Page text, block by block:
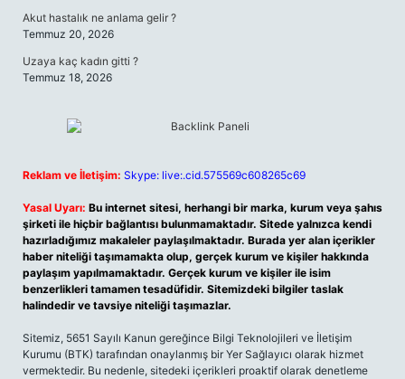
Akut hastalık ne anlama gelir ?
Temmuz 20, 2026
Uzaya kaç kadın gitti ?
Temmuz 18, 2026
Reklam ve İletişim: Skype: live:.cid.575569c608265c69
Yasal Uyarı: Bu internet sitesi, herhangi bir marka, kurum veya şahıs
şirketi ile hiçbir bağlantısı bulunmamaktadır. Sitede yalnızca kendi
hazırladığımız makaleler paylaşılmaktadır. Burada yer alan içerikler
haber niteliği taşımamakta olup, gerçek kurum ve kişiler hakkında
paylaşım yapılmamaktadır. Gerçek kurum ve kişiler ile isim
benzerlikleri tamamen tesadüfidir. Sitemizdeki bilgiler taslak
halindedir ve tavsiye niteliği taşımazlar.
Sitemiz, 5651 Sayılı Kanun gereğince Bilgi Teknolojileri ve İletişim
Kurumu (BTK) tarafından onaylanmış bir Yer Sağlayıcı olarak hizmet
vermektedir. Bu nedenle, sitedeki içerikleri proaktif olarak denetleme